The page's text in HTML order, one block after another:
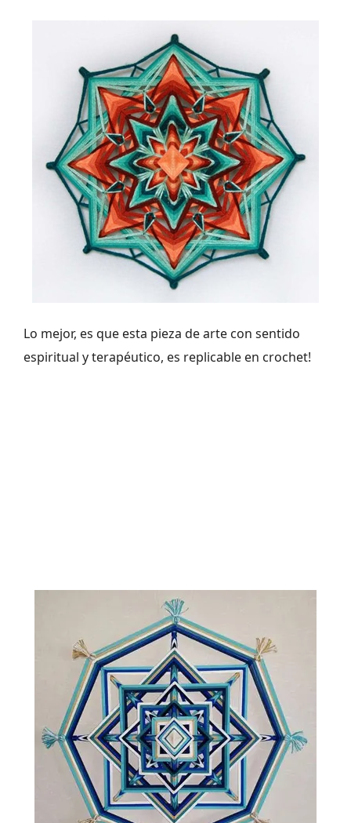
Lo mejor, es que esta pieza de arte con sentido
espiritual y terapéutico, es replicable en crochet!